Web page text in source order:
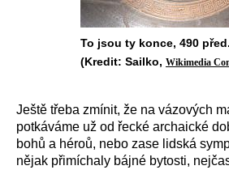
To jsou ty konce, 490
(Kredit: Sailko, Wikimedia
Ještě třeba zmínit, že na vázových
potkáváme už od řecké archaické
bohů a héroů, nebo zase lidská
nějak přimíchaly bájné bytosti,